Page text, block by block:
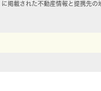
掲載された不動産情報と提携先の